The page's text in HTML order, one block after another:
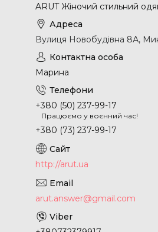
ARUT Жіночий стильний
Вулиця Новобудівна 8А,
Марина
+380 (50) 237-99-17
Працюємо у воєнний час!
+380 (73) 237-99-17
http://arut.ua
arut.answer@gmail.com